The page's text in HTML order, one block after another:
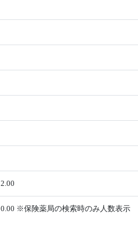
2.00
0.00 ※保険薬局の検索時のみ人数表示